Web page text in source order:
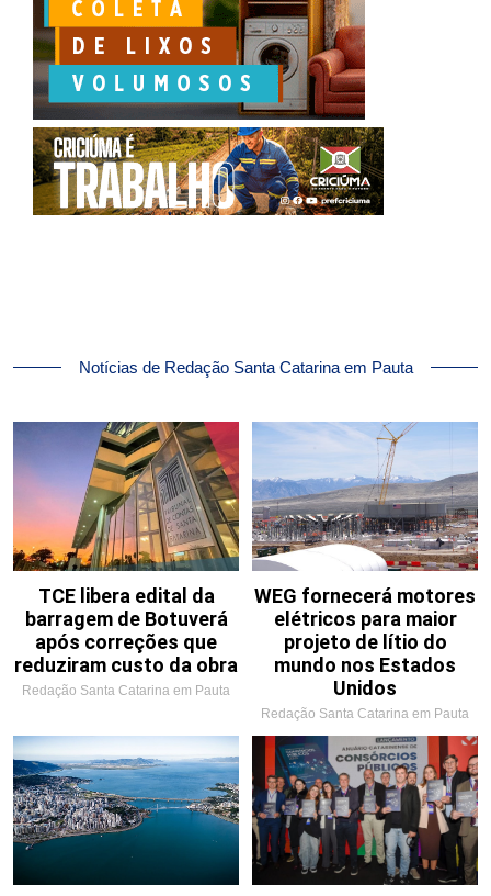
Notícias de Redação Santa Catarina em Pauta
TCE libera edital da
barragem de Botuverá
após correções que
reduziram custo da obra
Redação Santa Catarina em Pauta
WEG fornecerá motores
elétricos para maior
projeto de lítio do
mundo nos Estados
Unidos
Redação Santa Catarina em Pauta